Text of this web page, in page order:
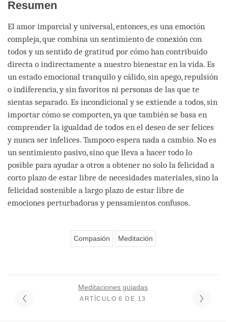
Resumen
El amor imparcial y universal, entonces, es una emoción
compleja, que combina un sentimiento de conexión con
todos y un sentido de gratitud por cómo han contribuido
directa o indirectamente a nuestro bienestar en la vida. Es
un estado emocional tranquilo y cálido, sin apego, repulsión
o indiferencia, y sin favoritos ni personas de las que te
sientas separado. Es incondicional y se extiende a todos, sin
importar cómo se comporten, ya que también se basa en
comprender la igualdad de todos en el deseo de ser felices
y nunca ser infelices. Tampoco espera nada a cambio. No es
un sentimiento pasivo, sino que lleva a hacer todo lo
posible para ayudar a otros a obtener no solo la felicidad a
corto plazo de estar libre de necesidades materiales, sino la
felicidad sostenible a largo plazo de estar libre de
emociones perturbadoras y pensamientos confusos.
Compasión Meditación
Meditaciones guiadas
ARTÍCULO 6 DE 13